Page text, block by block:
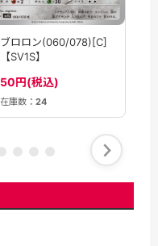
ブロロン(060/078)[C]
【SV1S】
50円(税込)
在庫数： 24